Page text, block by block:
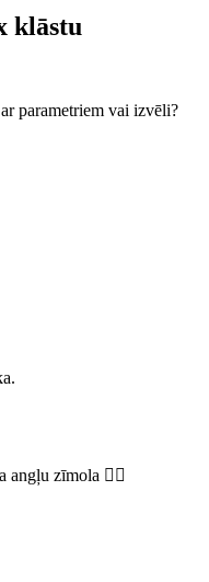
klāstu
parametriem vai izvēli?
zīmola 👌🏻